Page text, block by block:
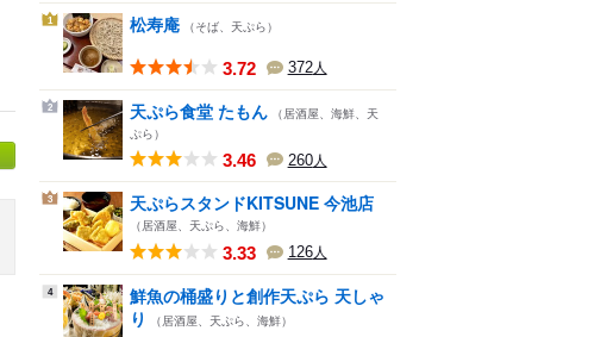
1 松寿庵 （そば、天ぷら）
3.72 372人
2 天ぷら食堂 たもん （居酒屋、海鮮、天
ぷら）
3.46 260人
3 天ぷらスタンドKITSUNE 今池店
（居酒屋、天ぷら、海鮮）
3.33 126人
4
鮮魚の桶盛りと創作天ぷら 天しゃ
り
（居酒屋、天ぷら、海鮮）